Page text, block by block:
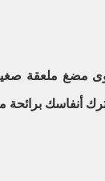
مضغ ملعقة
أنفاسك برائحة